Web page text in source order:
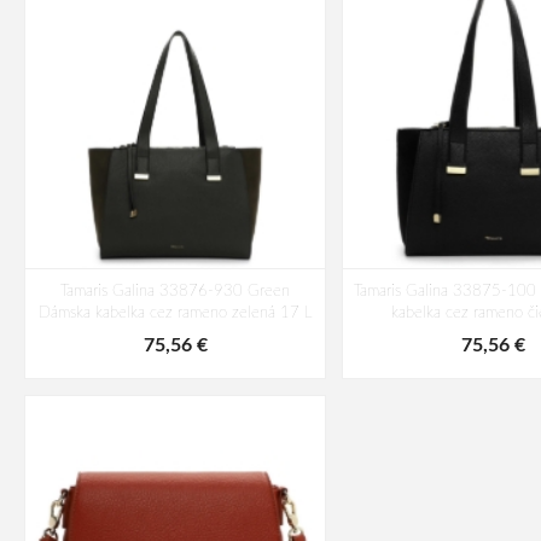
Tamaris Galina 33876-930 Green
Dámska kabelka cez rameno zelená 17 L
75,56 €
Tamaris Galina 33875-100
kabelka cez rameno
75,56 €